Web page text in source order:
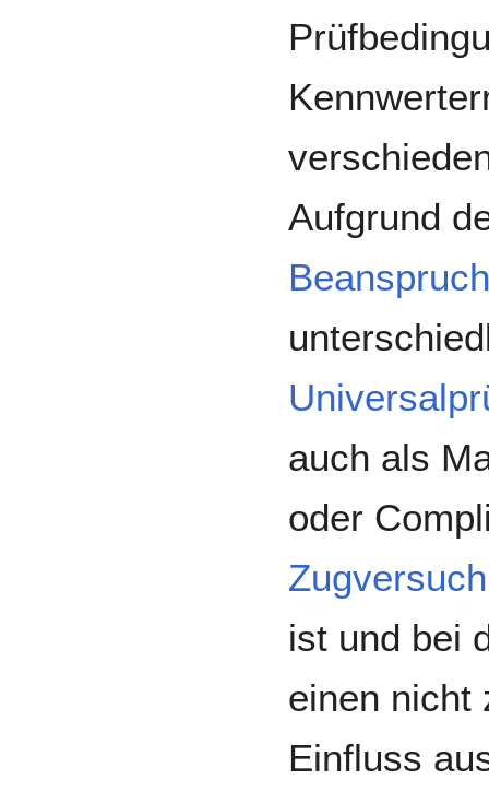
Aufgrund
auch als
oder
ist und bei
einen nicht
Einfluss